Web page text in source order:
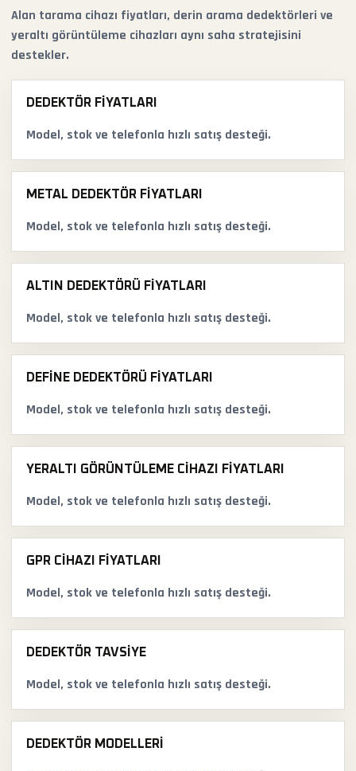
Alan tarama cihazı fiyatları, derin arama dedektörleri ve
yeraltı görüntüleme cihazları aynı saha stratejisini
destekler.
DEDEKTÖR FIYATLARI
Model, stok ve telefonla hızlı satış desteği.
METAL DEDEKTÖR FIYATLARI
Model, stok ve telefonla hızlı satış desteği.
ALTIN DEDEKTÖRÜ FIYATLARI
Model, stok ve telefonla hızlı satış desteği.
DEFINE DEDEKTÖRÜ FIYATLARI
Model, stok ve telefonla hızlı satış desteği.
YERALTI GÖRÜNTÜLEME CIHAZI FIYATLARI
Model, stok ve telefonla hızlı satış desteği.
GPR CIHAZI FIYATLARI
Model, stok ve telefonla hızlı satış desteği.
DEDEKTÖR TAVSIYE
Model, stok ve telefonla hızlı satış desteği.
DEDEKTÖR MODELLERI